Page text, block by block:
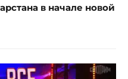
в начале новой